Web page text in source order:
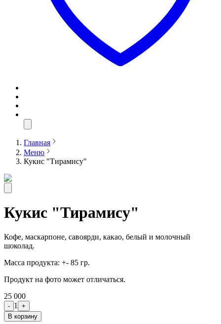
Главная
Меню
Кукис "Тирамису"
Кукис "Тирамису"
Кофе, маскарпоне, савоярди, какао, белый и молочный
шоколад.
Масса продукта: +- 85 гр.
Продукт на фото может отличаться.
25 000
- 1
+
В корзину